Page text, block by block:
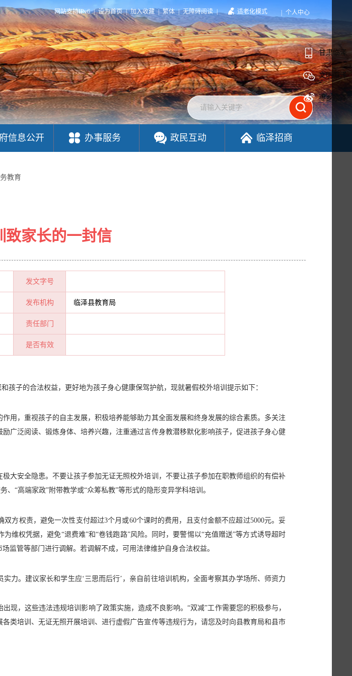
网站支持IPv6 | 设为首页 | 加入收藏 | 繁体 | 无障碍阅读 | 适老化模式 个人中心
信息公开 办事服务 政民互动 临泽招商
教育
致家长的一封信
发文字号
发布机构 临泽县教育局
责任部门
是否有效
孩子的合法权益，更好地为孩子身心健康保驾护航，现就暑假校外培训提示如下：
用，重视孩子的自主发展，积极培养能够助力其全面发展和终身发展的综合素质。多关注
广泛阅读、锻炼身体、培养兴趣，注重通过言传身教潜移默化影响孩子，促进孩子身心健
大安全隐患。不要让孩子参加无证无照校外培训，不要让孩子参加在职教师组织的有偿补
“高端家政”附带教学或“众筹私教”等形式的隐形变异学科培训。
方权责，避免一次性支付超过3个月或60个课时的费用，且支付金额不应超过5000元。妥
维权凭据，避免“退费难”和“卷钱跑路”风险。同时，要警惕以“充值赠送”等方式诱导超时
监管等部门进行调解。若调解不成，可用法律维护自身合法权益。
力。建议家长和学生应‘三思而后行’，亲自前往培训机构，全面考察其办学场所、师资力
现，这些违法违规培训影响了政策实施，造成不良影响。“双减”工作需要您的积极参与，
类培训、无证无照开展培训、进行虚假广告宣传等违规行为，请您及时向县教育局和县市
甘肃临泽
文明临泽
枣乡临泽